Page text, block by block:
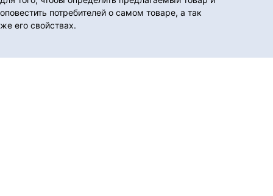
оповестить потребителей о самом товаре, а так
же его свойствах.